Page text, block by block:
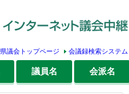
県議会トップページ 会議録検索システム
議員名 会派名